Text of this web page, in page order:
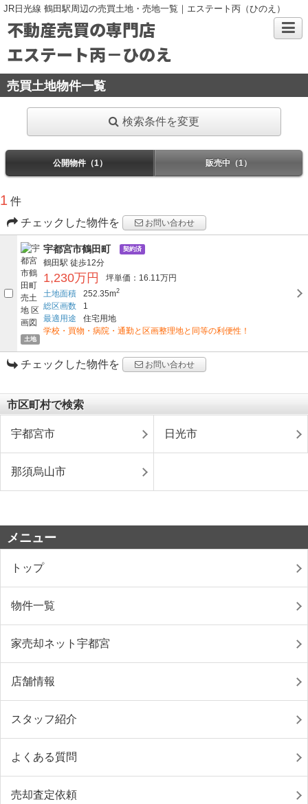
JR日光線 鶴田駅周辺の売買土地・売地一覧｜エステート丙（ひのえ）
不動産売買の専門店
エステート丙－ひのえ
売買土地物件一覧
検索条件を変更
公開物件（1） 販売中（1）
1 件
チェックした物件を
お問い合わせ
土地
宇都宮市鶴田町 契約済
鶴田駅 徒歩12分
1,230万円
坪単価：16.11万円
土地面積
252.35m2
総区画数
1
最適用途
住宅用地
学校・買物・病院・通勤と区画整理地と同等の利便性！
チェックした物件を お問い合わせ
市区町村で検索
宇都宮市 日光市
那須烏山市
メニュー
トップ
物件一覧
家売却ネット宇都宮
店舗情報
スタッフ紹介
よくある質問
売却査定依頼